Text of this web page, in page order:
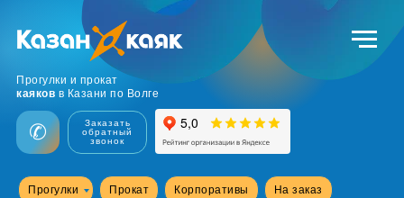
Прогулки и прокат
каяков в Казани по Волге
Заказать
обратный
звонок
✆
Прогулки Прокат Корпоративы На заказ
Маршрут